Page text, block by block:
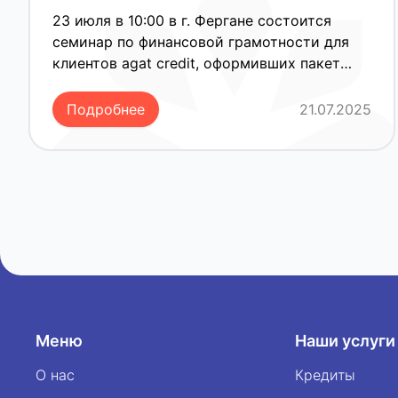
credit в Фергане
23 июля в 10:00 в г. Фергане состоится
семинар по финансовой грамотности для
клиентов agat credit, оформивших пакет
“KOICA” Kasb-hunarga oqitish markazi.
В рамках семинара участники получат
ошибок при использовании кредитов;
устойчивости.
Семинар проводится в формате живого
Подробнее 21.07.2025
Меню
О нас
Наши услуги
Кредиты